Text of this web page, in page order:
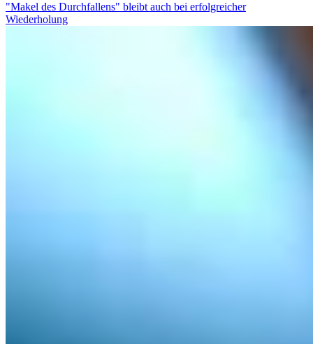
"Makel des Durchfallens" bleibt auch bei erfolgreicher
Wiederholung